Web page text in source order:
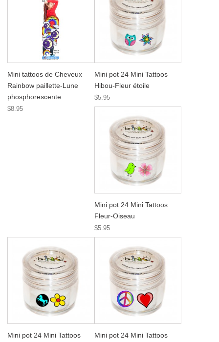
Mini tattoos de Cheveux
Rainbow paillette-Lune
phosphorescente
$8.95
Mini pot 24 Mini Tattoos
Hibou-Fleur étoile
$5.95
Mini pot 24 Mini Tattoos
Fleur-Oiseau
$5.95
Mini pot 24 Mini Tattoos
Mini pot 24 Mini Tattoos